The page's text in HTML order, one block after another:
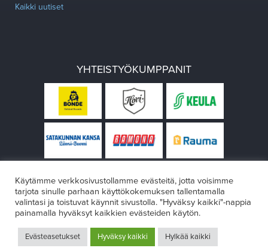
Kaikki uutiset
YHTEISTYÖKUMPPANIT
Design:VÄRIKÄS
Käytämme verkkosivustollamme evästeitä, jotta voisimme
tarjota sinulle parhaan käyttökokemuksen tallentamalla
valintasi ja toistuvat käynnit sivustolla. "Hyväksy kaikki"-nappia
painamalla hyväksyt kaikkien evästeiden käytön.
Evästeasetukset Hyväksy kaikki Hylkää kaikki